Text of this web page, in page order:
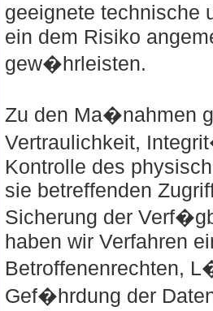
geeignete technische
ein dem Risiko
gew�hrleisten.
Zu den Ma�nahmen
Vertraulichkeit,
Kontrolle des
sie betreffenden
Sicherung der
haben wir Verfahren
Betroffenenrechten,
Gef�hrdung der